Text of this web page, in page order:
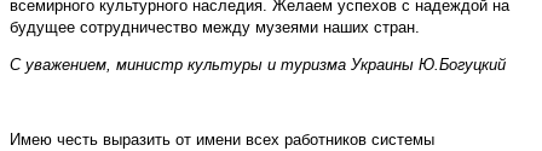
всемирного культурного наследия. Желаем успехов с надеждой на
будущее сотрудничество между музеями наших стран.
С уважением, министр культуры и туризма Украины Ю.Богуцкий
Имею честь выразить от имени всех работников системы